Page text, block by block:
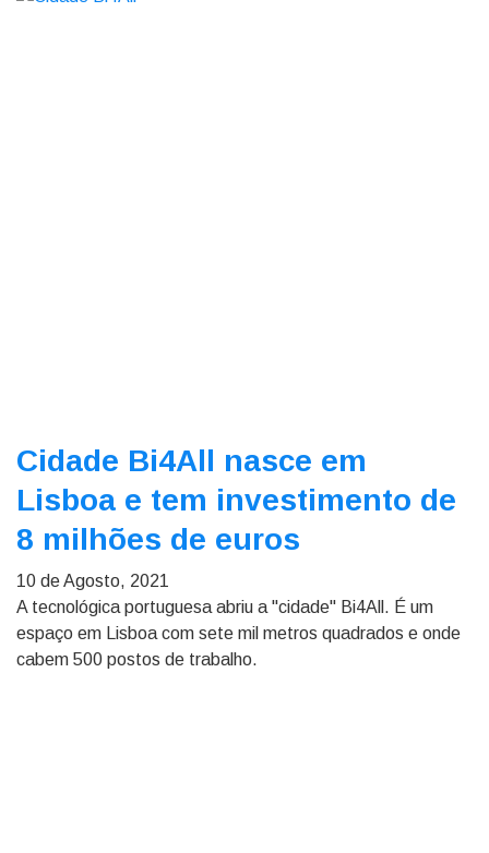
Cidade Bi4All nasce em
Lisboa e tem investimento de
8 milhões de euros
10 de Agosto, 2021
A tecnológica portuguesa abriu a "cidade" Bi4All. É um
espaço em Lisboa com sete mil metros quadrados e onde
cabem 500 postos de trabalho.